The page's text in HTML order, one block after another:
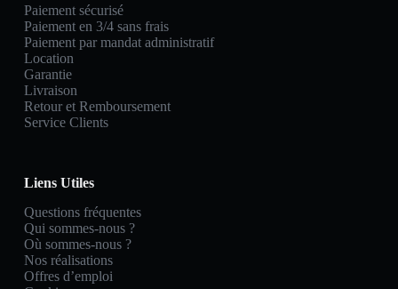
Paiement sécurisé
Paiement en 3/4 sans frais
Paiement par mandat administratif
Location
Garantie
Livraison
Retour et Remboursement
Service Clients
Liens Utiles
Questions fréquentes
Qui sommes-nous ?
Où sommes-nous ?
Nos réalisations
Offres d’emploi